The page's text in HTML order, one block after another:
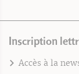
Inscription
Accès à la